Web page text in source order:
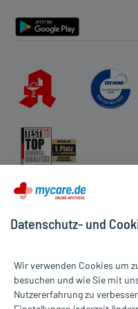
Alle Preise gelten inkl.
Datenschutz- und
Wir verwenden Cookies um
besuchen und wie Sie mit
Nutzererfahrung zu